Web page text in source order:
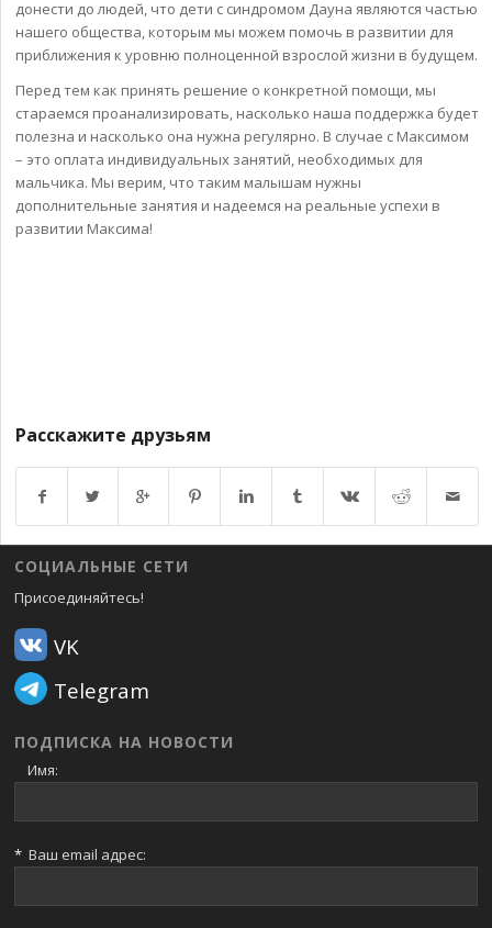
донести до людей, что дети с синдромом Дауна являются частью
нашего общества, которым мы можем помочь в развитии для
приближения к уровню полноценной взрослой жизни в будущем.
Перед тем как принять решение о конкретной помощи, мы
стараемся проанализировать, насколько наша поддержка будет
полезна и насколько она нужна регулярно. В случае с Максимом
– это оплата индивидуальных занятий, необходимых для
мальчика. Мы верим, что таким малышам нужны
дополнительные занятия и надеемся на реальные успехи в
развитии Максима!
Расскажите друзьям
Возврат к списку
СОЦИАЛЬНЫЕ СЕТИ
Присоединяйтесь!
VK
Telegram
ПОДПИСКА НА НОВОСТИ
Имя:
* Ваш email адрес: